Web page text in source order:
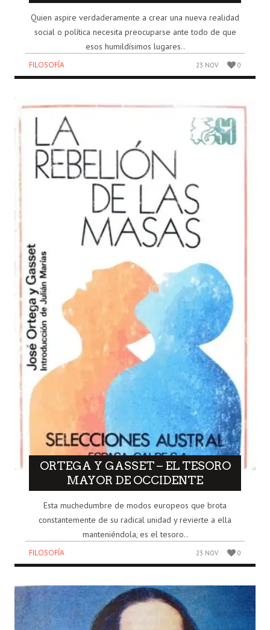
Quien aspire verdaderamente a crear una nueva realidad
social o política necesita preocuparse ante todo de que
esos humildísimos lugares..
FILOSOFÍA 23 NOV 0
ORTEGA Y GASSET – EL TESORO
MAYOR DE OCCIDENTE
Esta muchedumbre de modos europeos que brota
constantemente de su radical unidad y revierte a ella
manteniéndola, es el tesoro..
FILOSOFÍA 23 NOV 0